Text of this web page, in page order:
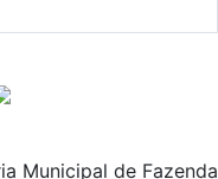
Municipal de Fazenda